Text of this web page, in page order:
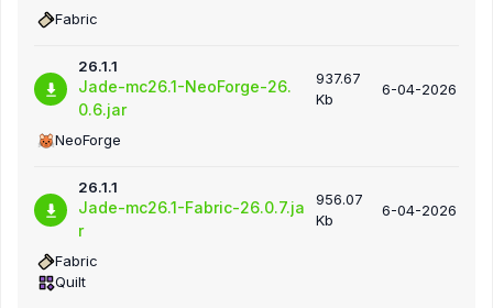
Fabric
26.1.1
Jade-mc26.1-NeoForge-26.
0.6.jar
NeoForge
937.67
Kb
6-04-2026
26.1.1
Jade-mc26.1-Fabric-26.0.7.ja
r
Fabric
Quilt
956.07
Kb
6-04-2026